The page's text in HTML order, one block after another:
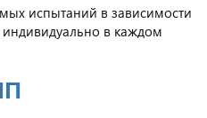
испытаний в зависимости
индивидуально в каждом